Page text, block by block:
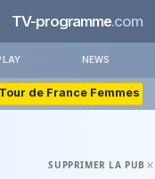
TV-programme.com
NEWS
de France Femmes
SUPPRIMER LA PUB